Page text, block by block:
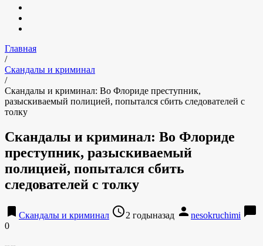
Главная
/
Скандалы и криминал
/
Скандалы и криминал: Во Флориде преступник,
разыскиваемый полицией, попытался сбить следователей с
толку
Скандалы и криминал: Во Флориде
преступник, разыскиваемый
полицией, попытался сбить
следователей с толку
bookmark Скандалы и криминал access_time2 годыназад person nesokruchimi chat_bubble
0